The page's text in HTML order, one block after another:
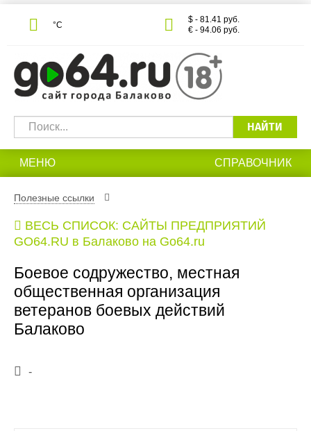
°С
$ - 81.41 руб.
€ - 94.06 руб.
НАЙТИ
МЕНЮ СПРАВОЧНИК
Полезные ссылки
ВЕСЬ СПИСОК: САЙТЫ ПРЕДПРИЯТИЙ
GO64.RU в Балаково на Go64.ru
Боевое содружество, местная
общественная организация
ветеранов боевых действий
Балаково
-